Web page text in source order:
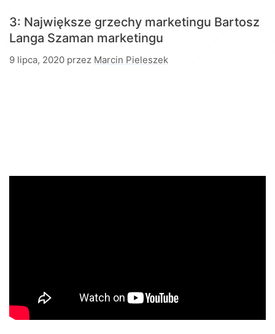
3: Największe grzechy marketingu Bartosz
Langa Szaman marketingu
9 lipca, 2020 przez Marcin Pieleszek